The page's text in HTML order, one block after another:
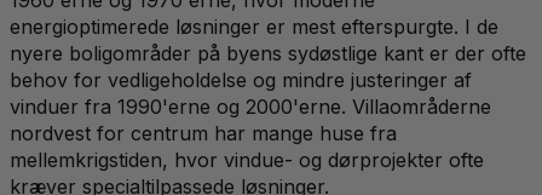
energioptimerede løsninger er mest efterspurgte. I de
nyere boligområder på byens sydøstlige kant er der ofte
behov for vedligeholdelse og mindre justeringer af
vinduer fra 1990'erne og 2000'erne. Villaområderne
nordvest for centrum har mange huse fra
mellemkrigstiden, hvor vindue- og dørprojekter ofte
kræver specialtilpassede løsninger.